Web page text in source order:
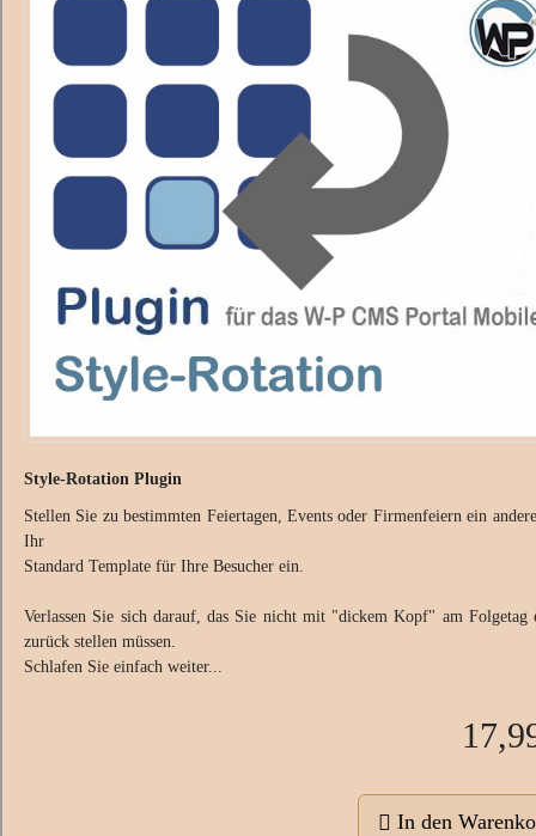
Style-Rotation Plugin
Stellen Sie zu bestimmten Feiertagen, Events oder Firmenfeiern ein
Ihr
Standard Template für Ihre Besucher ein.
Verlassen Sie sich darauf, das Sie nicht mit "dickem Kopf" am Folgetag
zurück stellen müssen.
Schlafen Sie einfach weiter...
In den